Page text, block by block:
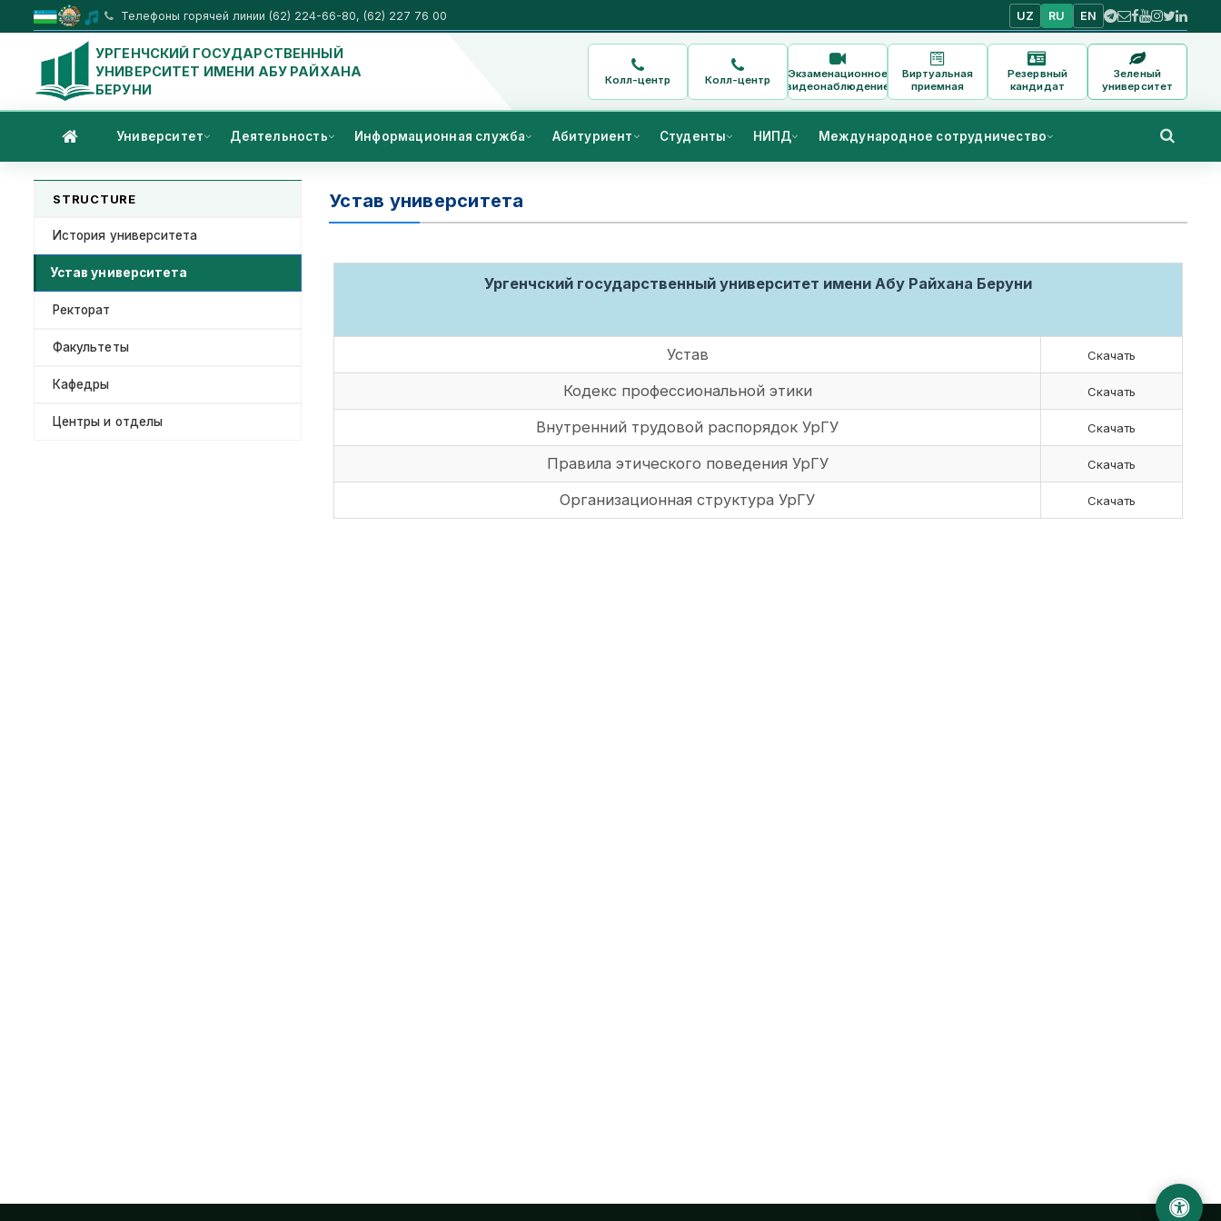
Телефоны горячей линии (62) 224-66-80, (62) 227 76 00 UZ RU EN
УРГЕНЧСКИЙ ГОСУДАРСТВЕННЫЙ
УНИВЕРСИТЕТ ИМЕНИ АБУ РАЙХАНА
БЕРУНИ
Колл-центр Колл-центр
Экзаменационное
видеонаблюдение
Виртуальная
приемная
Резервный
кандидат
Зеленый
университет
Университет Деятельность Информационная служба Абитуриент Студенты НИПД Международное сотрудничество
STRUCTURE
История университета
Устав университета
Ректорат
Факультеты
Кафедры
Центры и отделы
Устав университета
Ургенчский государственный университет имени Абу Райхана Беруни
Устав Скачать
Кодекс профессиональной этики Скачать
Внутренний трудовой распорядок УрГУ Скачать
Правила этического поведения УрГУ Скачать
Организационная структура УрГУ Скачать